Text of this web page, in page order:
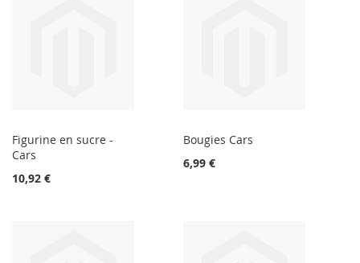
Figurine en sucre -
Cars
10,92 €
Bougies Cars
6,99 €